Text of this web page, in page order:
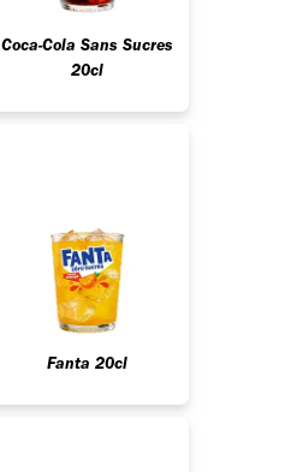
Coca-Cola Sans Sucres
20cl
Fanta 20cl